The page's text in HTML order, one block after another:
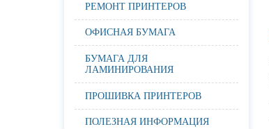
РЕМОНТ ПРИНТЕРОВ
ОФИСНАЯ БУМАГА
БУМАГА ДЛЯ
ЛАМИНИРОВАНИЯ
ПРОШИВКА ПРИНТЕРОВ
ПОЛЕЗНАЯ ИНФОРМАЦИЯ